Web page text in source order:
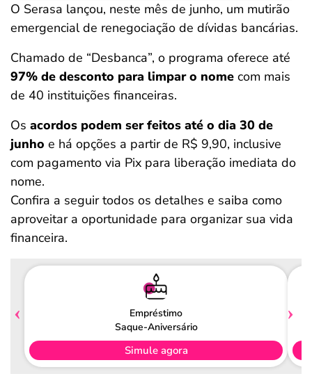
O Serasa lançou, neste mês de junho, um mutirão
emergencial de renegociação de dívidas bancárias.
Chamado de “Desbanca”, o programa oferece até
97% de desconto para limpar o nome com mais
de 40 instituições financeiras.
Os acordos podem ser feitos até o dia 30 de
junho e há opções a partir de R$ 9,90, inclusive
com pagamento via Pix para liberação imediata do
nome.
Confira a seguir todos os detalhes e saiba como
aproveitar a oportunidade para organizar sua vida
financeira.
Empréstimo
Saque-Aniversário
Simule agora